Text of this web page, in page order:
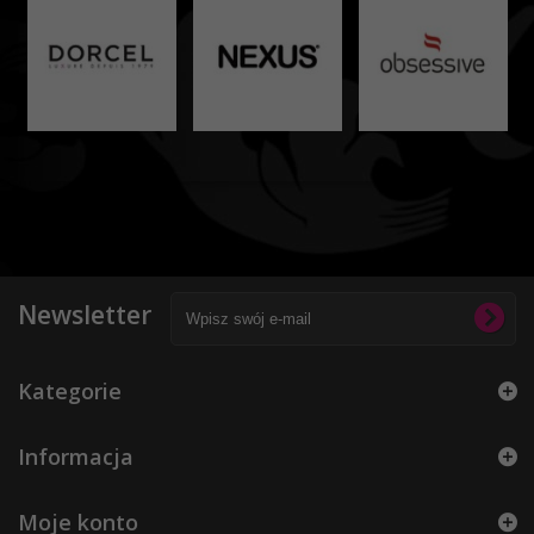
Newsletter
Kategorie
Informacja
Moje konto